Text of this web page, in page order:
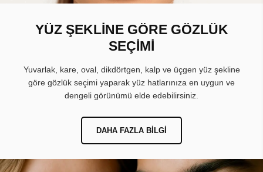
YÜZ ŞEKLİNE GÖRE GÖZLÜK
SEÇİMİ
Yuvarlak, kare, oval, dikdörtgen, kalp ve üçgen yüz şekline
göre gözlük seçimi yaparak yüz hatlarınıza en uygun ve
dengeli görünümü elde edebilirsiniz.
DAHA FAZLA BILGI